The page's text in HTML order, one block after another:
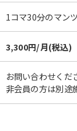
1コマ30分のマン
3,300円/月(税込)
お問い合わせくだ
非会員の方は別途